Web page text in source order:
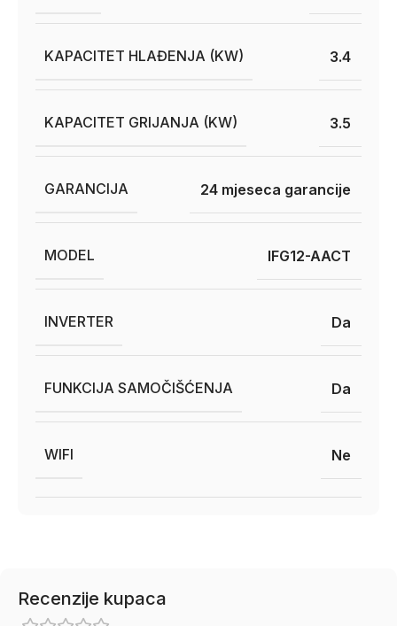
KAPACITET HLAĐENJA (KW) 3.4
KAPACITET GRIJANJA (KW) 3.5
GARANCIJA 24 mjeseca garancije
MODEL IFG12-AACT
INVERTER Da
FUNKCIJA SAMOČIŠĆENJA Da
WIFI Ne
Recenzije kupaca